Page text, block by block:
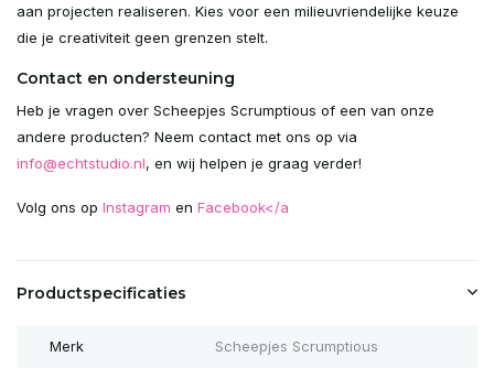
aan projecten realiseren. Kies voor een milieuvriendelijke keuze
die je creativiteit geen grenzen stelt.
Contact en ondersteuning
Heb je vragen over Scheepjes Scrumptious of een van onze
andere producten? Neem contact met ons op via
info@echtstudio.nl, en wij helpen je graag verder!
Volg ons op Instagram en Facebook</a
Productspecificaties
Merk Scheepjes Scrumptious